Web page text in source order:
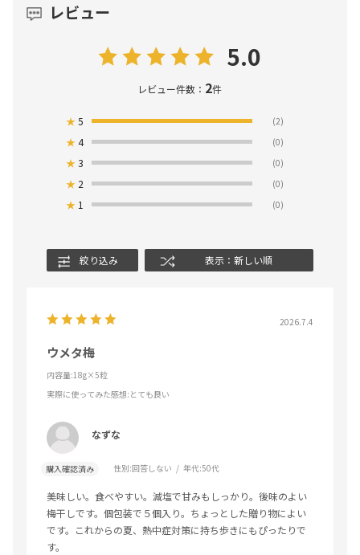
レビュー
5.0
レビュー件数： 2件
★5 (2)
★4 (0)
★3 (0)
★ 2 (0)
★ 1 (0)
絞り込み 表示：新しい順
2026.7.4
ウメタ梅
内容量:18g×5粒
実際に使ってみた感想:とても良い
なずな
購入確認済み 性別:回答しない 年代:50代
美味しい。食べやすい。減塩で甘みもしっかり。後味のよい
梅干しです。個包装で５個入り。ちょっとした贈り物によい
です。これからの夏、熱中症対策に持ち歩きにもぴったりで
す。